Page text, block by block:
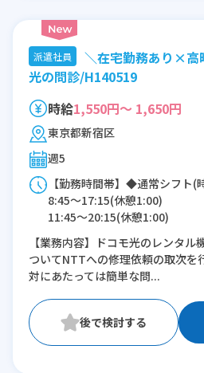
派遣社員
＼在宅勤務あり×高
光の問診/H140519
時給1,550円～ 1,650円
東京都新宿区
週5
【勤務時間帯】◆通常シフト(
8:45〜17:15(休憩1:00)
11:45〜20:15(休憩1:00)
※残業：0〜20時間程度/月
【業務内容】ドコモ光のレンタル
ついてNTTへの修理依頼の取次を
対にあたっては簡単な問...